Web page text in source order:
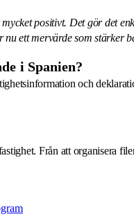
positivt. Det gör det
ett mervärde som stärker
i Spanien?
och
Från att organisera